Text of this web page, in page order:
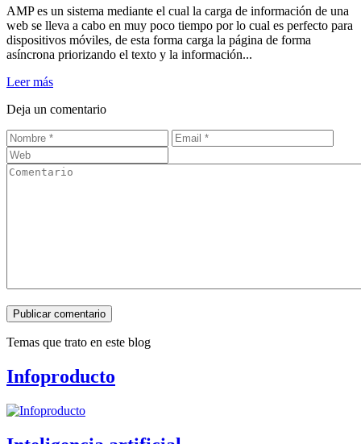
AMP es un sistema mediante el cual la carga de información de una
web se lleva a cabo en muy poco tiempo por lo cual es perfecto para
dispositivos móviles, de esta forma carga la página de forma
asíncrona priorizando el texto y la información...
Leer más
Deja un comentario
Publicar comentario
Temas que trato en este blog
Infoproducto